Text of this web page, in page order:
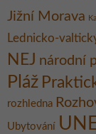
Jižní Morava
Lednicko-
NEJ národní
Pláž
rozhledna
Ubytování